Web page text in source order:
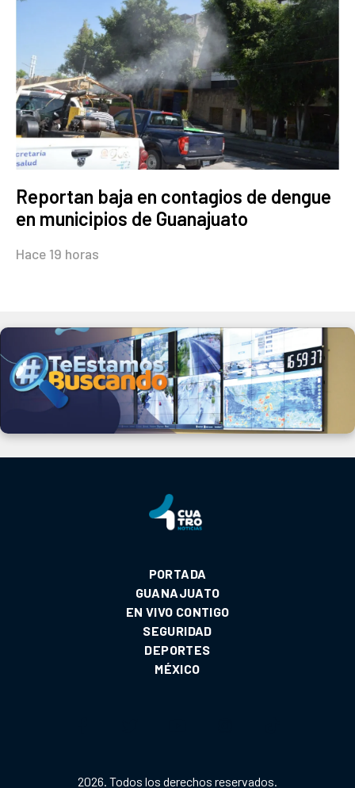
Reportan baja en contagios de dengue
en municipios de Guanajuato
Hace 19 horas
PORTADA
GUANAJUATO
EN VIVO CONTIGO
SEGURIDAD
DEPORTES
MÉXICO
2026. Todos los derechos reservados.